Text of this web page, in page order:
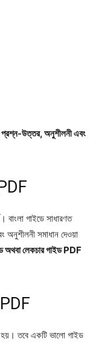
প্রশ্ন-উত্তর, অনুশীলনী এবং
বাংলা গাইডে সাধারণত
অনুশীলনী সমাধান দেওয়া
অথবা লেকচার গাইড PDF
হয়। তবে একটি ভালো গাইড